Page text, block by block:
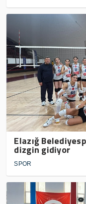
Elazığ
dizgin gidiyor
SPOR